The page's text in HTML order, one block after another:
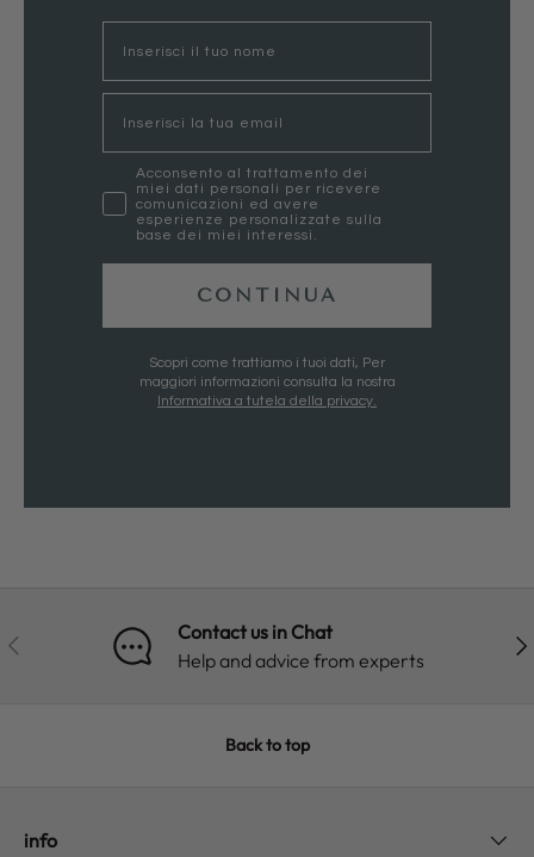
marketing
Acconsento al trattamento dei
miei dati personali per ricevere
comunicazioni ed avere
esperienze personalizzate sulla
base dei miei interessi.
CONTINUA
Scopri come trattiamo i tuoi dati, Per
maggiori informazioni consulta la nostra
Informativa a tutela della privacy.
PREVIOUS
Contact us in Chat
Help and advice from experts
Back to top
info